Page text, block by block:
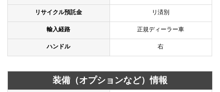
リサイクル預託金 リ済別
輸入経路 正規ディーラー車
ハンドル 右
装備（オプションなど）情報